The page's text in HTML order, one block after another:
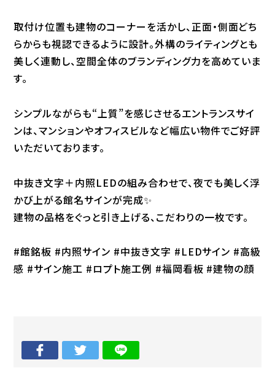
取付け位置も建物のコーナーを活かし、正面・側面どち
らからも視認できるように設計。外構のライティングとも
美しく連動し、空間全体のブランディング力を高めていま
す。
シンプルながらも“上質”を感じさせるエントランスサイ
ンは、マンションやオフィスビルなど幅広い物件でご好評
いただいております。
中抜き文字＋内照LEDの組み合わせで、夜でも美しく浮
かび上がる館名サインが完成✨
建物の品格をぐっと引き上げる、こだわりの一枚です。
#館銘板 #内照サイン #中抜き文字 #LEDサイン #高級
感 #サイン施工 #ロプト施工例 #福岡看板 #建物の顔